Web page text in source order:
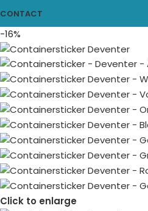
CONTACT
-16%
Click to enlarge